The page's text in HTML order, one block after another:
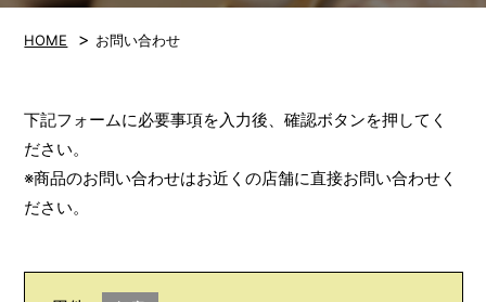
HOME > お問い合わせ
下記フォームに必要事項を入力後、確認ボタンを押してく
ださい。
※商品のお問い合わせはお近くの店舗に直接お問い合わせく
ださい。